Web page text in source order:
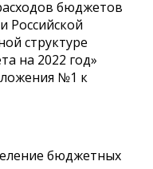
бюджетов
Российской
структуре
на 2022 год»
№1 к
бюджетных